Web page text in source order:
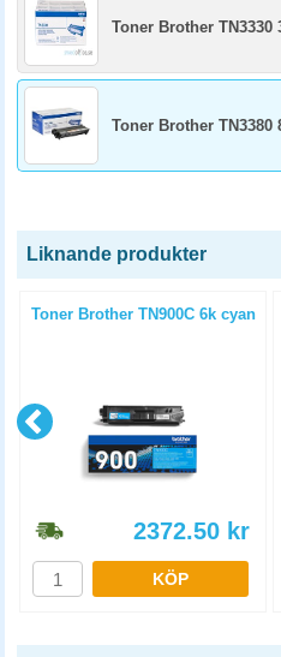
Toner Brother TN3330
Toner Brother TN3380
Liknande produkter
Toner Brother TN900C 6k cyan
2372.50 kr
KÖP